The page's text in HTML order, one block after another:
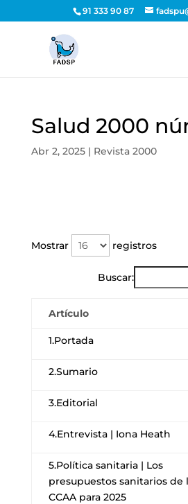
91 333 90 87
Salud 2000
Abr 2, 2025| Revista 2000
Mostrar registros
Buscar:
Artículo
1.Portada
2.Sumario
3.Editorial
4.Entrevista | Iona Heath
5.Política sanitaria | Los
presupuestos sanitarios de
CCAA para 2025